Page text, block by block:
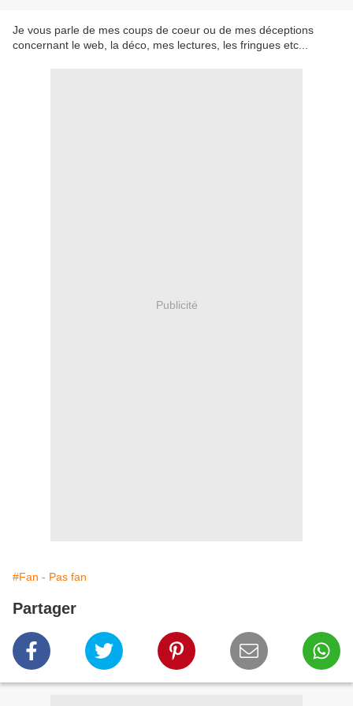
Je vous parle de mes coups de coeur ou de mes déceptions
concernant le web, la déco, mes lectures, les fringues etc...
Publicité
#Fan - Pas fan
Partager